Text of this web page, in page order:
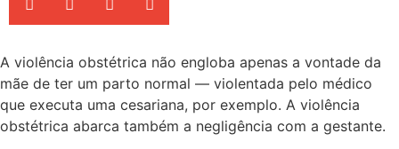
A violência obstétrica não engloba apenas a vontade da
mãe de ter um parto normal — violentada pelo médico
que executa uma cesariana, por exemplo. A violência
obstétrica abarca também a negligência com a gestante.